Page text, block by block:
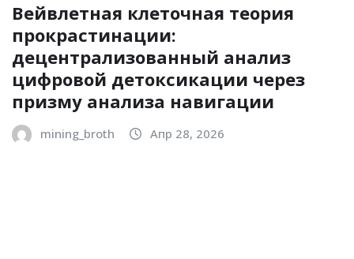
Вейвлетная клеточная теория
прокрастинации:
децентрализованный анализ
цифровой детоксикации через
призму анализа навигации
mining_broth Апр 28, 2026